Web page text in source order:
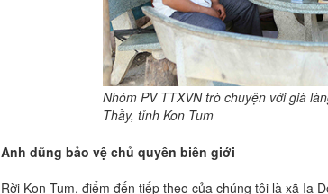
Nhóm PV TTXVN trò chuyện với già
Thầy, tỉnh Kon Tum
Anh dũng bảo vệ chủ quyền biên giới
Rời Kon Tum, điểm đến tiếp theo của chúng tôi là xã Ia